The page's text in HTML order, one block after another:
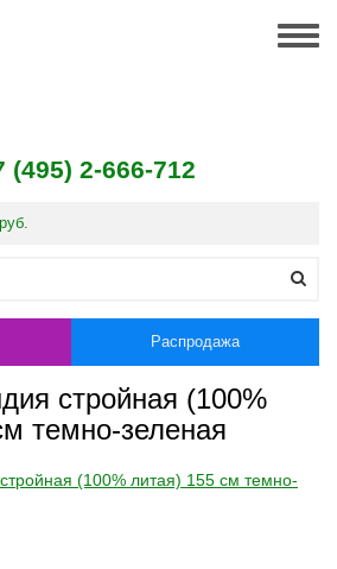
(495) 2-666-712
Распродажа
стройная (100%
темно-зеленая